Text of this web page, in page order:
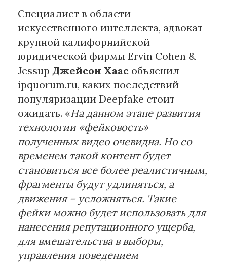
Специалист в области
искусственного интеллекта, адвокат
крупной калифорнийской
юридической фирмы Ervin Cohen &
Jessup Джейсон Хаас объяснил
ipquorum.ru, каких последствий
популяризации Deepfake стоит
ожидать. «На данном этапе развития
технологии «фейковость»
полученных видео очевидна. Но со
временем такой контент будет
становиться все более реалистичным,
фрагменты будут удлиняться, а
движения – усложняться. Такие
фейки можно будет использовать для
нанесения репутационного ущерба,
для вмешательства в выборы,
управления поведением